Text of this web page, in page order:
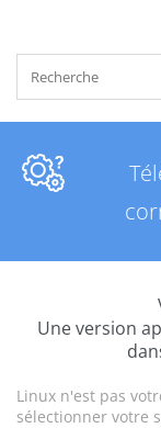
Une version
Linux n'est pas
sélectionner votre